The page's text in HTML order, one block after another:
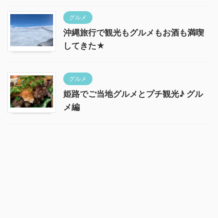
グルメ
沖縄旅行で観光もグルメもお酒も満喫
してきた★
グルメ
姫路でご当地グルメとプチ観光♪ グル
メ編